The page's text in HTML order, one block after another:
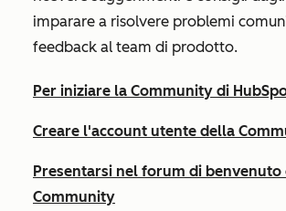
imparare a risolvere problemi
feedback al team di prodotto.
Per iniziare la Community di
Creare l'account utente della
Presentarsi nel forum di benvenuto
Community